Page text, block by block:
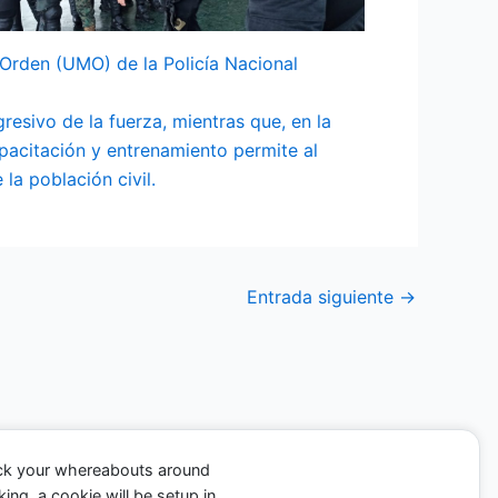
(UMO) de la Policía Nacional
de la fuerza, mientras que, en la
y entrenamiento permite al
la población civil.
Entrada siguiente →
your whereabouts around